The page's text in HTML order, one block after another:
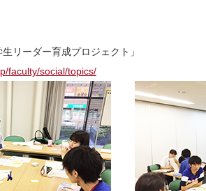
リーダー育成プロジェクト」
faculty/social/topics/